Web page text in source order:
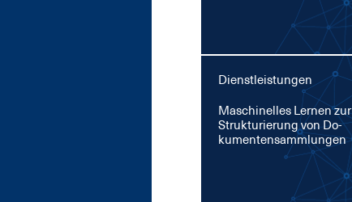
Dienstleistungen
Ma­schi­nel­les Ler­nen zur
Struk­tu­rie­rung von Do­
ku­men­ten­­samm­lun­gen